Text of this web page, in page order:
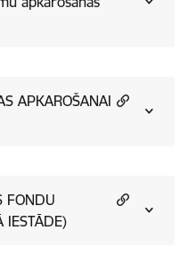
APKAROŠANAI
FONDU
IESTĀDE)